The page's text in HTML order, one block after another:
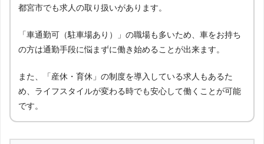
都宮市でも求人の取り扱いがあります。
「車通勤可（駐車場あり）」の職場も多いため、車をお持ち
の方は通勤手段に悩まずに働き始めることが出来ます。
また、「産休・育休」の制度を導入している求人もあるた
め、ライフスタイルが変わる時でも安心して働くことが可能
です。